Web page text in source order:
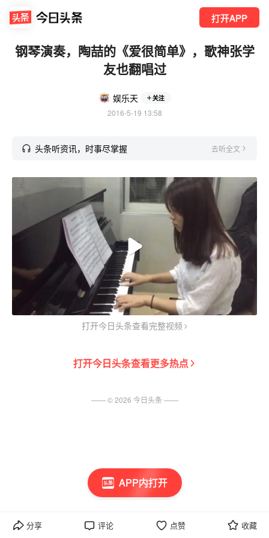
打开APP
APP内打开
钢琴演奏，陶喆的《爱很简单》，歌神张学
友也翻唱过
娱乐天 关注
2016-5-19 13:58
头条听资讯，时事尽掌握 去听全文
打开今日头条查看完整视频
打开今日头条查看更多热点
分享 评论 点赞 收藏
—— ©2026 今日头条 ——